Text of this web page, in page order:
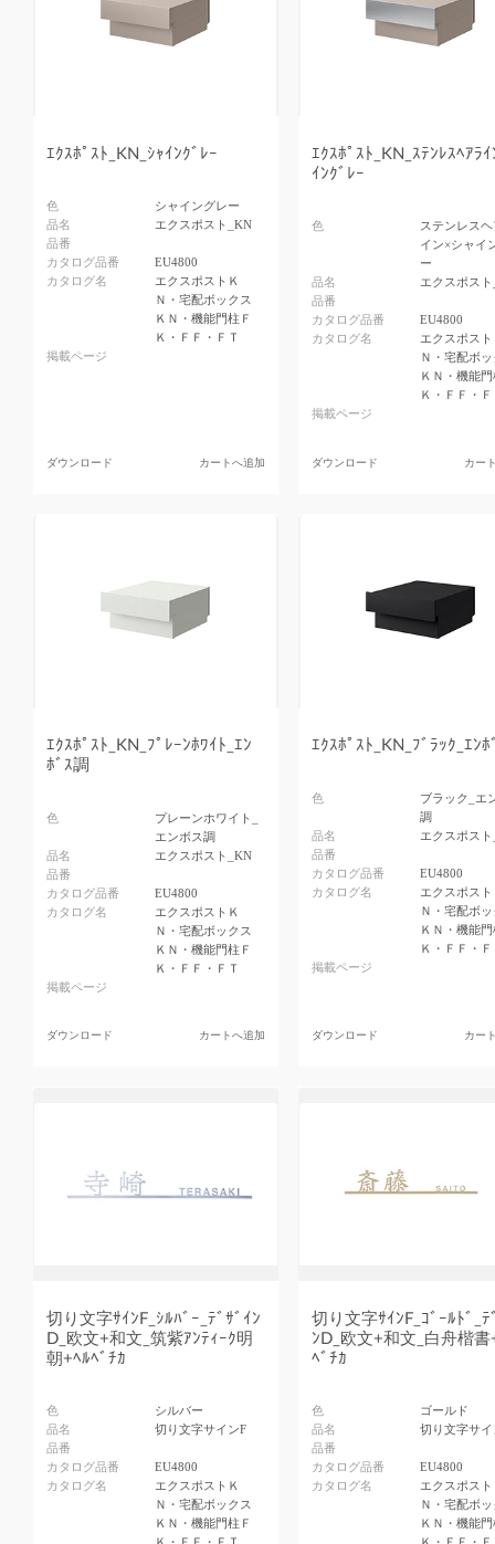
ｴｸｽﾎﾟｽﾄ_KN_ｼｬｲﾝｸﾞﾚｰ
色
シャイングレー
品名
エクスポスト_KN
品番
カタログ品番
EU4800
カタログ名
エクスポストＫ
Ｎ・宅配ボックス
ＫＮ・機能門柱Ｆ
Ｋ・ＦＦ・ＦＴ
掲載ページ
ダウンロード カートへ追加
ｴｸｽﾎﾟｽﾄ_KN_ｽﾃﾝﾚｽﾍｱﾗ
ｲﾝｸﾞﾚｰ
色
ステンレス
イン×シャイ
ー
品名
エクスポス
品番
カタログ品番
EU4800
カタログ名
エクスポス
Ｎ・宅配ボ
ＫＮ・機能
Ｋ・ＦＦ・
掲載ページ
ダウンロード カー
ｴｸｽﾎﾟｽﾄ_KN_ﾌﾟﾚｰﾝﾎﾜｲﾄ_ｴﾝ
ﾎﾞｽ調
色
プレーンホワイト_
エンボス調
品名
エクスポスト_KN
品番
カタログ品番
EU4800
カタログ名
エクスポストＫ
Ｎ・宅配ボックス
ＫＮ・機能門柱Ｆ
Ｋ・ＦＦ・ＦＴ
掲載ページ
ダウンロード カートへ追加
ｴｸｽﾎﾟｽﾄ_KN_ﾌﾞﾗｯｸ_ｴﾝﾎ
色
ブラック_エ
調
品名
エクスポス
品番
カタログ品番
EU4800
カタログ名
エクスポス
Ｎ・宅配ボ
ＫＮ・機能
Ｋ・ＦＦ・
掲載ページ
ダウンロード カー
切り文字ｻｲﾝF_ｼﾙﾊﾞｰ_ﾃﾞｻﾞｲﾝ
D_欧文+和文_筑紫ｱﾝﾃｨｰｸ明
朝+ﾍﾙﾍﾞﾁｶ
色
シルバー
品名
切り文字サインF
品番
カタログ品番
EU4800
カタログ名
エクスポストＫ
Ｎ・宅配ボックス
ＫＮ・機能門柱Ｆ
切り文字ｻｲﾝF_ｺﾞｰﾙﾄﾞ_ﾃ
ﾝD_欧文+和文_白舟楷書
ﾍﾞﾁｶ
色
ゴールド
品名
切り文字サイ
品番
カタログ品番
EU4800
カタログ名
エクスポス
Ｎ・宅配ボ
ＫＮ・機能